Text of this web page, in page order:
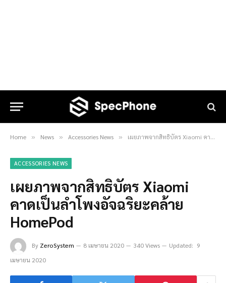
Home » News » Accessories News » เผยภาพจากสิทธิบัตร Xiaomi คาดเป็นลำโพงอัจฉริยะคล้าย HomePod
ACCESSORIES NEWS
เผยภาพจากสิทธิบัตร Xiaomi
คาดเป็นลำโพงอัจฉริยะคล้าย
HomePod
By ZeroSystem 8 เมษายน 2020 340 Views Updated: 9
เมษายน 2020